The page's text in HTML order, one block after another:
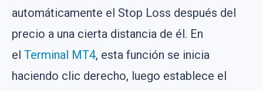
automáticamente el Stop Loss después del
precio a una cierta distancia de él. En
el Terminal MT4, esta función se inicia
haciendo clic derecho, luego establece el